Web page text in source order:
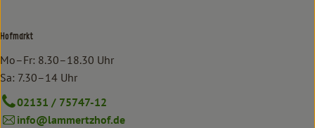
Hofmarkt
Mo–Fr: 8.30–18.30 Uhr
Sa: 7.30–14 Uhr
02131 / 75747-12
info@lammertzhof.de